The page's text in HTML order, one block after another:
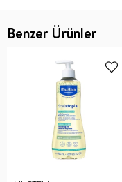
Benzer Ürünler